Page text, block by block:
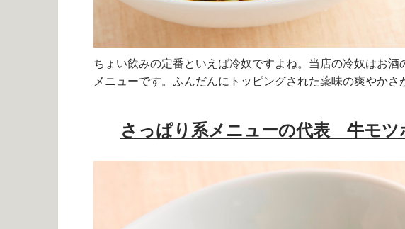
ちょい飲みの定番といえば冷奴ですよね。当店の冷奴はお酒
メニューです。ふんだんにトッピングされた薬味の爽やかさ
さっぱり系メニューの代表 牛モツ